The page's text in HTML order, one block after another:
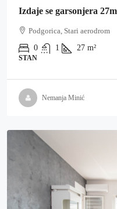
Izdaje se garsonjera
Podgorica, Stari aerodrom
0
1 27 m²
STAN
Nemanja Minić